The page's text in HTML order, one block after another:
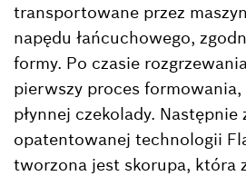
transportowane przez
napędu łańcuchowego,
formy. Po czasie
pierwszy proces
płynnej czekolady. Następnie
opatentowanej technologii
tworzona jest skorupa, która